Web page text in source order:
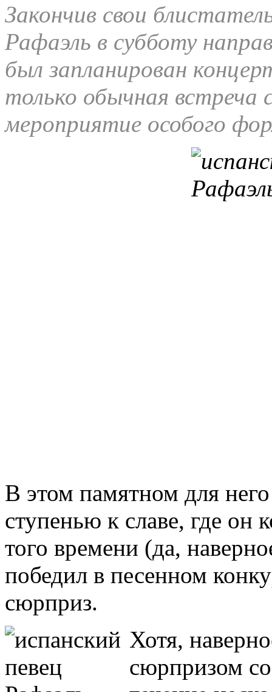
Закончив свои
Рафаэль в субботу
был запланирован
только обычная встреча
мероприятие особого
В этом памятном для
ступенью к славе, где он
того времени (да,
победил в песенном
сюрприз.
Хотя,
сюрпризом